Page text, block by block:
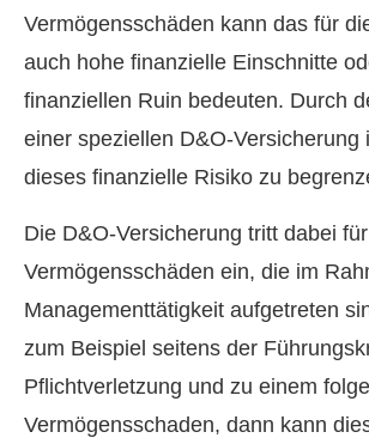
Vermögensschäden kann das für
auch hohe finanzielle Einschnitte
finanziellen Ruin bedeuten. Durch
einer speziellen D&O-Versicherung
dieses finanzielle Risiko zu
Die D&O-Versicherung tritt dabei für
Vermögensschäden ein, die im
Managementtätigkeit aufgetreten
zum Beispiel seitens der
Pflichtverletzung und zu einem
Vermögensschaden, dann kann